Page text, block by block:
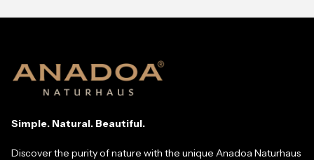
Simple. Natural. Beautiful.
Discover the purity of nature with the unique Anadoa Naturhaus